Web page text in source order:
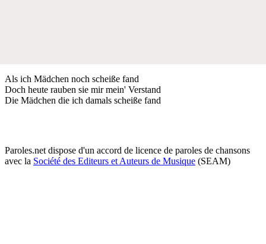
Als ich Mädchen noch scheiße fand
Doch heute rauben sie mir mein' Verstand
Die Mädchen die ich damals scheiße fand
Paroles.net dispose d'un accord de licence de paroles de chansons
avec la Société des Editeurs et Auteurs de Musique (SEAM)